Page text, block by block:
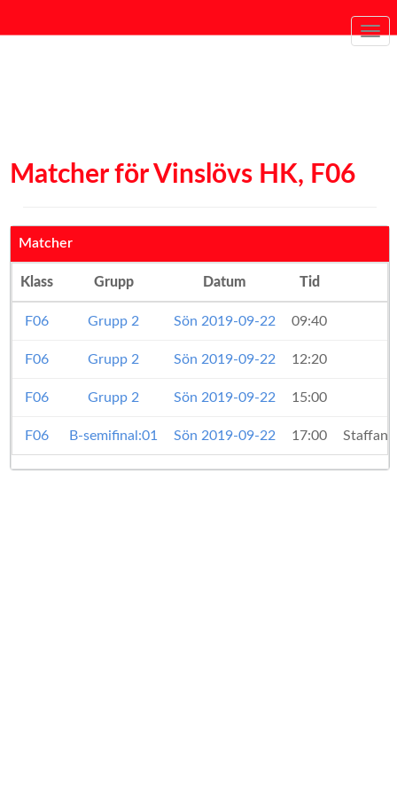
Matcher för Vinslövs HK, F06
Matcher
Klass Grupp Datum Tid
F06 Grupp 2 Sön 2019-09-22 09:40
F06 Grupp 2 Sön 2019-09-22 12:20
F06 Grupp 2 Sön 2019-09-22 15:00
F06 B-semifinal:01 Sön 2019-09-22 17:00